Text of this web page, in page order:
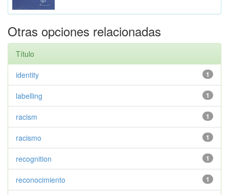
Otras opciones relacionadas
Título
1
identity
1
labelling
1
racism
1
racismo
1
recognition
1
reconocimiento